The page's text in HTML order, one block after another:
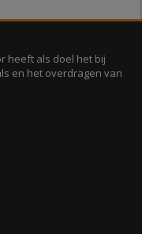
heeft als doel het bij
en het overdragen van